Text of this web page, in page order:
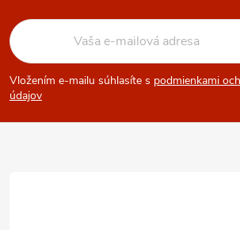
Z
á
p
Vložením e-mailu súhlasíte s podmienkami
údajov